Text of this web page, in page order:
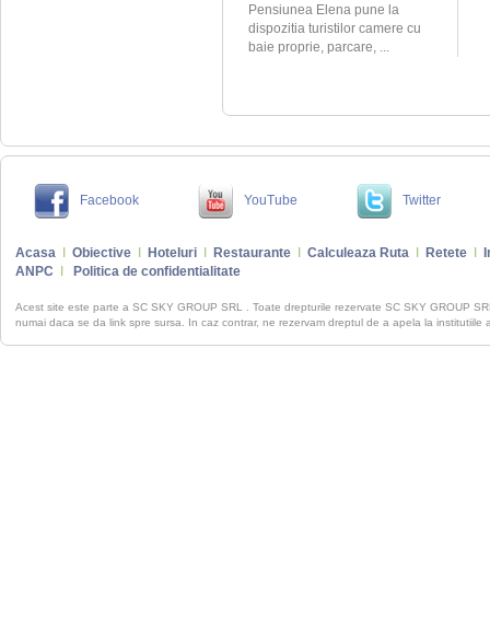
Pensiunea Elena pune la
dispozitia turistilor camere cu
baie proprie, parcare, ...
Facebook YouTube Twitter
Acasa Obiective Hoteluri Restaurante Calculeaza Ruta Retete
ANPC
Politica de confidentialitate
Acest site este parte a SC SKY GROUP SRL . Toate drepturile rezervate SC SKY GROUP
numai daca se da link spre sursa. In caz contrar, ne rezervam dreptul de a apela la institutiile